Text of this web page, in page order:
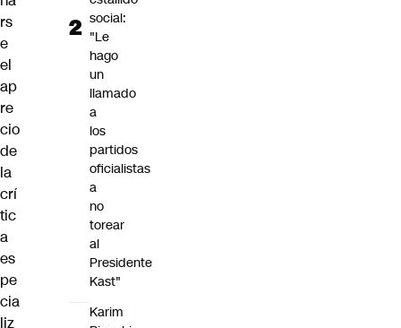
rs
e
el
ap
re
cio
de
la
crí
tic
a
es
pe
cia
liz
social:
"Le
hago
un
llamado
a
los
partidos
oficialistas
a
no
torear
al
Presidente
Kast"
Karim